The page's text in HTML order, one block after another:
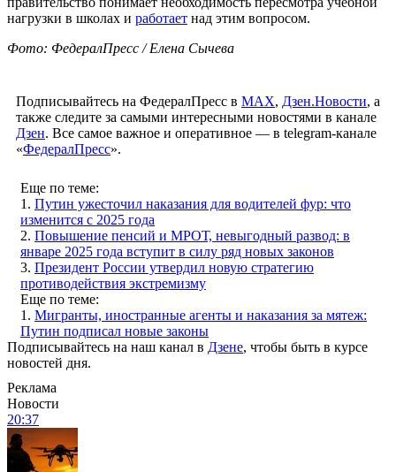
нагрузки в школах и работает над этим вопросом.
Фото: ФедералПресс / Елена Сычева
Подписывайтесь на ФедералПресс в МАХ, Дзен.Новости, а
также следите за самыми интересными новостями в канале
Дзен. Все самое важное и оперативное — в telegram-канале
«ФедералПресс».
Еще по теме:
1. Путин ужесточил наказания для водителей фур: что
изменится с 2025 года
2. Повышение пенсий и МРОТ, невыгодный развод: в
январе 2025 года вступит в силу ряд новых законов
3. Президент России утвердил новую стратегию
противодействия экстремизму
Еще по теме:
1. Мигранты, иностранные агенты и наказания за мятеж:
Путин подписал новые законы
Подписывайтесь на наш канал в Дзене, чтобы быть в курсе
новостей дня.
Реклама
Новости
20:37